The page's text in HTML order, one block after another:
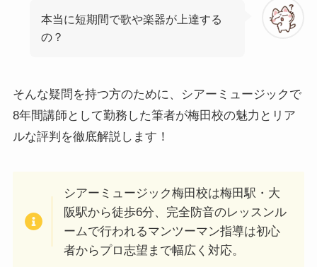
本当に短期間で歌や楽器が上達する
の？
そんな疑問を持つ方のために、シアーミュージックで
8年間講師として勤務した筆者が梅田校の魅力とリア
ルな評判を徹底解説します！
シアーミュージック梅田校は梅田駅・大
阪駅から徒歩6分、完全防音のレッスンル
ームで行われるマンツーマン指導は初心
者からプロ志望まで幅広く対応。